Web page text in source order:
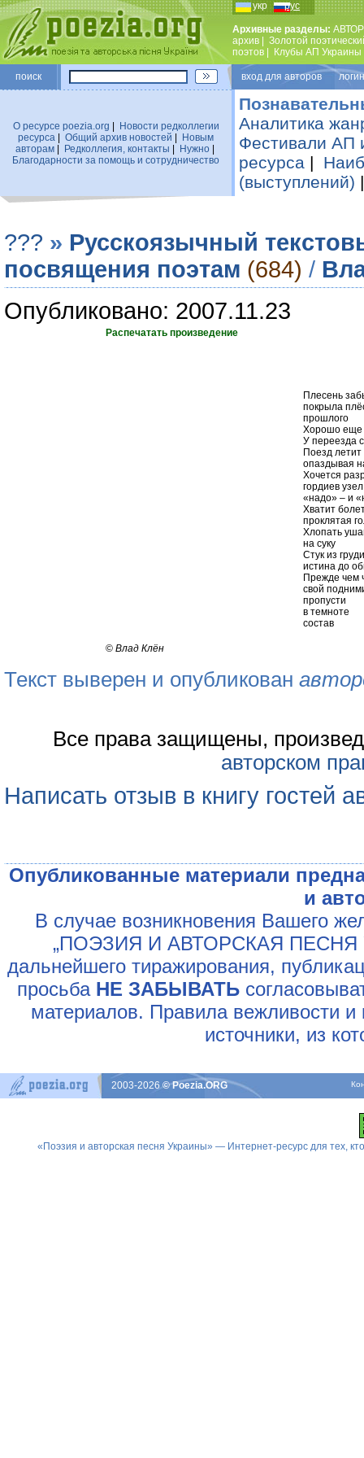
укр рус
Архивные разделы:
архив
Золотой
поэтов
Клубы АП Украины
поиск вход для авторов
О ресурсе poezia.org
Новости редколлегии
ресурса
Общий архив новостей
Новым
авторам| Редколлегия, контакты Нужно|
Благодарности за помощь и сотрудничество
Аналитика
Фестивали АП
ресурса |
(выступлений)
??? » Русскоязычный
посвящения поэтам (684) /
Опубликовано: 2007.11.23
Распечатать произведение
Плесень
покрыла
прошлого
Хорошо еще
У переезда
Поезд летит
опаздывая
Хочется
гордиев узел
«надо» – и
Хватит
проклятая
Хлопать
на суку
Стук из
истина до
Прежде чем
свой
пропусти
в темноте
состав
© Влад Клён
Текст выверен и опубликован
Все права защищены,
авторском
Написать отзыв в книгу гостей
Опубликованные материали
и
В случае возникновения Вашего
„ПОЭЗИЯ И АВТОРСКАЯ ПЕСНЯ
дальнейшего тиражирования,
просьба НЕ ЗАБЫВАТЬ
материалов. Правила вежливости и
источники, из
2003-2026© Poezia.ORG
«Поэзия и авторская песня Украины» — Интернет-ресурс для тех,